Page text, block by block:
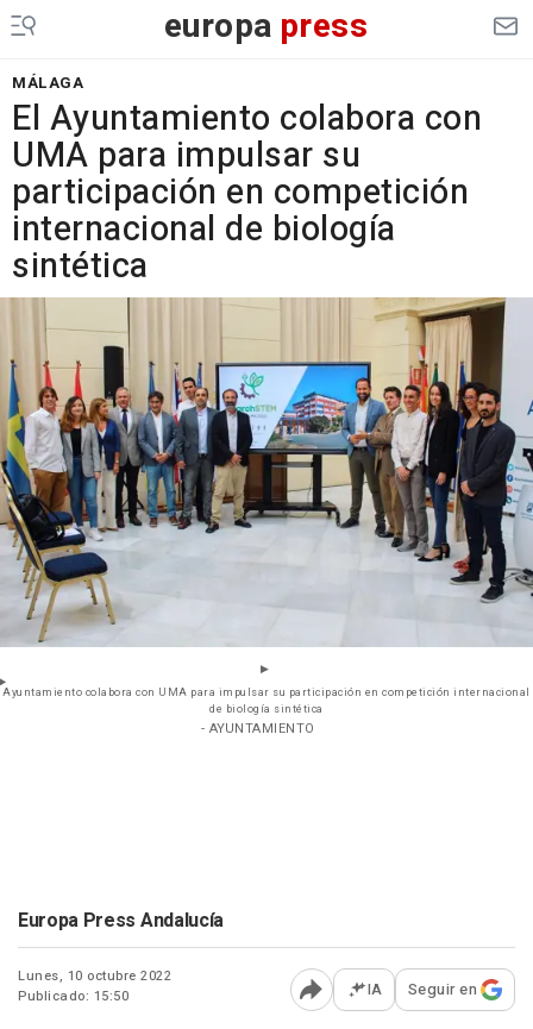
europa press
MÁLAGA
El Ayuntamiento colabora con
UMA para impulsar su
participación en competición
internacional de biología
sintética
Ayuntamiento colabora con UMA para impulsar su participación en competición internacional
de biología sintética
- AYUNTAMIENTO
Europa Press Andalucía
Lunes, 10 octubre 2022
Publicado: 15:50
Abrir opciones para
IA Seguir en